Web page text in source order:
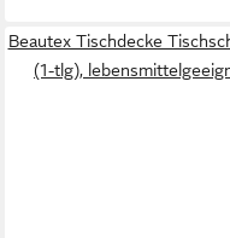
Beautex Tischdecke
(1-tlg),